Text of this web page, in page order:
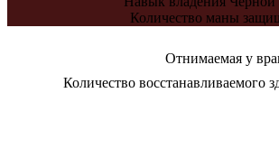
Количество маны
Отнимаемая у
Количество восстанавливаемого